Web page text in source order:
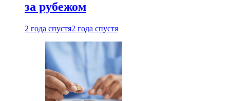
за рубежом
2 года спустя2 года спустя